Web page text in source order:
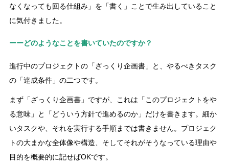
なくなっても回る仕組み」を「書く」ことで生み出していること
に気付きました。
ーーどのようなことを書いていたのですか？
進行中のプロジェクトの「ざっくり企画書」と、やるべきタスク
の「達成条件」の二つです。
まず「ざっくり企画書」ですが、これは「このプロジェクトをや
る意味」と「どういう方針で進めるのか」だけを書きます。細か
いタスクや、それを実行する手順までは書きません。プロジェク
トの大まかな全体像や構造、そしてそれがそうなっている理由や
目的を概要的に記せばOKです。